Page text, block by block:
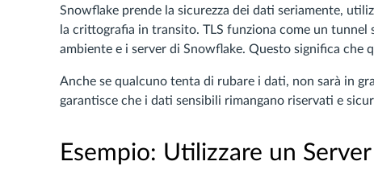
Snowflake prende la sicurezza dei dati seriamente,
la crittografia in transito. TLS funziona come un
ambiente e i server di Snowflake. Questo significa
Anche se qualcuno tenta di rubare i dati, non sarà in
garantisce che i dati sensibili rimangano riservati e
Esempio: Utilizzare un